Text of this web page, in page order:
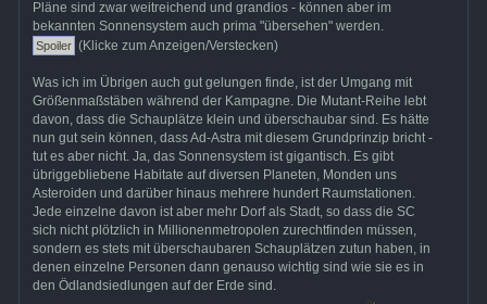
Pläne sind zwar weitreichend und grandios - können aber im
bekannten Sonnensystem auch prima "übersehen" werden.
(Klicke zum Anzeigen/Verstecken)
Was ich im Übrigen auch gut gelungen finde, ist der Umgang mit
Größenmaßstäben während der Kampagne. Die Mutant-Reihe lebt
davon, dass die Schauplätze klein und überschaubar sind. Es hätte
nun gut sein können, dass Ad-Astra mit diesem Grundprinzip bricht -
tut es aber nicht. Ja, das Sonnensystem ist gigantisch. Es gibt
übriggebliebene Habitate auf diversen Planeten, Monden uns
Asteroiden und darüber hinaus mehrere hundert Raumstationen.
Jede einzelne davon ist aber mehr Dorf als Stadt, so dass die SC
sich nicht plötzlich in Millionenmetropolen zurechtfinden müssen,
sondern es stets mit überschaubaren Schauplätzen zutun haben, in
denen einzelne Personen dann genauso wichtig sind wie sie es in
den Ödlandsiedlungen auf der Erde sind.